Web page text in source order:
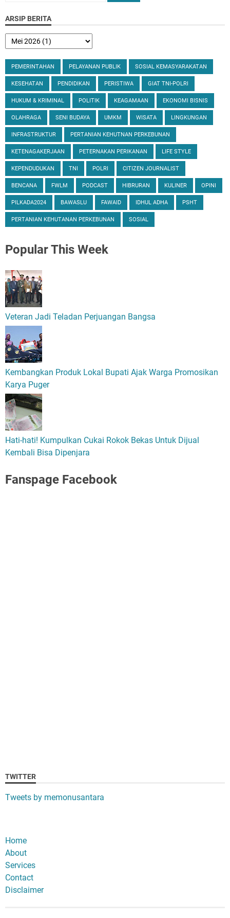
ARSIP BERITA
PEMERINTAHAN PELAYANAN PUBLIK SOSIAL KEMASYARAKATAN
KESEHATAN PENDIDIKAN PERISTIWA GIAT TNI-POLRI
HUKUM & KRIMINAL POLITIK KEAGAMAAN EKONOMI BISNIS
OLAHRAGA SENI BUDAYA UMKM WISATA LINGKUNGAN
INFRASTRUKTUR PERTANIAN KEHUTNAN PERKEBUNAN
KETENAGAKERJAAN PETERNAKAN PERIKANAN LIFE STYLE
KEPENDUDUKAN TNI POLRI CITIZEN JOURNALIST
BENCANA FWLM PODCAST HIBRURAN KULINER OPINI
PILKADA2024 BAWASLU FAWAID IDHUL ADHA PSHT
PERTANIAN KEHUTANAN PERKEBUNAN SOSIAL
PopularThis Week
Veteran Jadi Teladan Perjuangan Bangsa
Kembangkan Produk Lokal Bupati Ajak Warga Promosikan
Karya Puger
Hati-hati! Kumpulkan Cukai Rokok Bekas Untuk Dijual
Kembali Bisa Dipenjara
Fanspage Facebook
TWITTER
Tweets by memonusantara
Home
About
Services
Contact
Disclaimer